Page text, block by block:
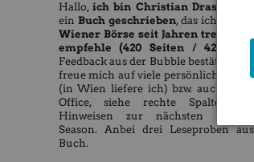
Hallo, ich bin Christian Drastil
ein Buch geschrieben, das ich allen,
Wiener Börse seit Jahren treu
empfehle (420 Seiten / 42 Euro).
Feedback aus der Bubble bestätigt
freue mich auf viele persönliche
(in Wien liefere ich) bzw. auch bei
Office, siehe rechte Spalte mit
Hinweisen zur nächsten
Season. Anbei drei Leseproben
Buch.